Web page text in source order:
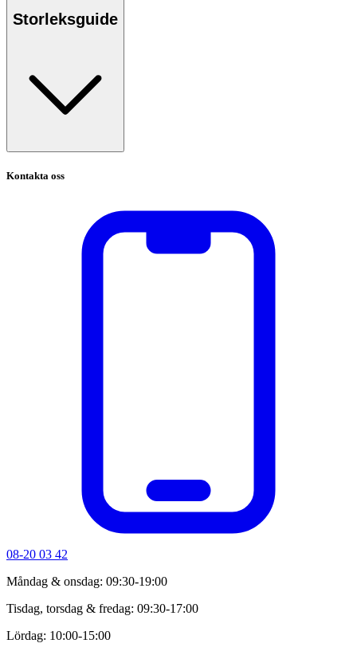
Storleksguide
Kontakta oss
08-20 03 42
Måndag & onsdag: 09:30-19:00
Tisdag, torsdag & fredag: 09:30-17:00
Lördag: 10:00-15:00